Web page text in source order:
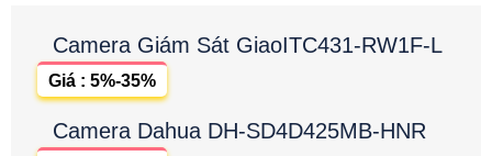
Camera Giám Sát GiaoITC431-RW1F-L
Giá : 5%-35%
Camera Dahua DH-SD4D425MB-HNR